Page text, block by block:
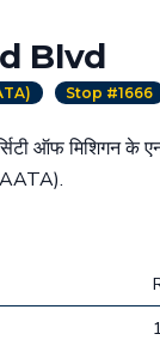
Blvd
Stop #1666
ऑफ मिशिगन